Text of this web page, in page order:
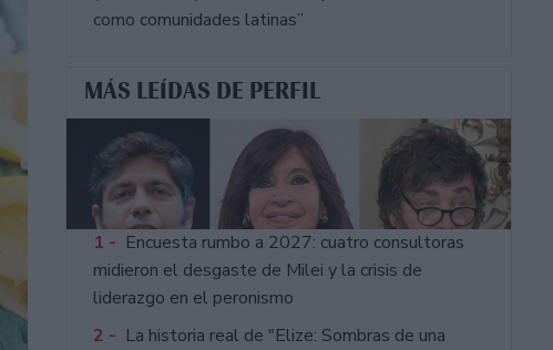
como comunidades latinas”
MÁS LEÍDAS DE PERFIL
1 - Encuesta rumbo a 2027: cuatro consultoras
midieron el desgaste de Milei y la crisis de
liderazgo en el peronismo
2 - La historia real de "Elize: Sombras de una